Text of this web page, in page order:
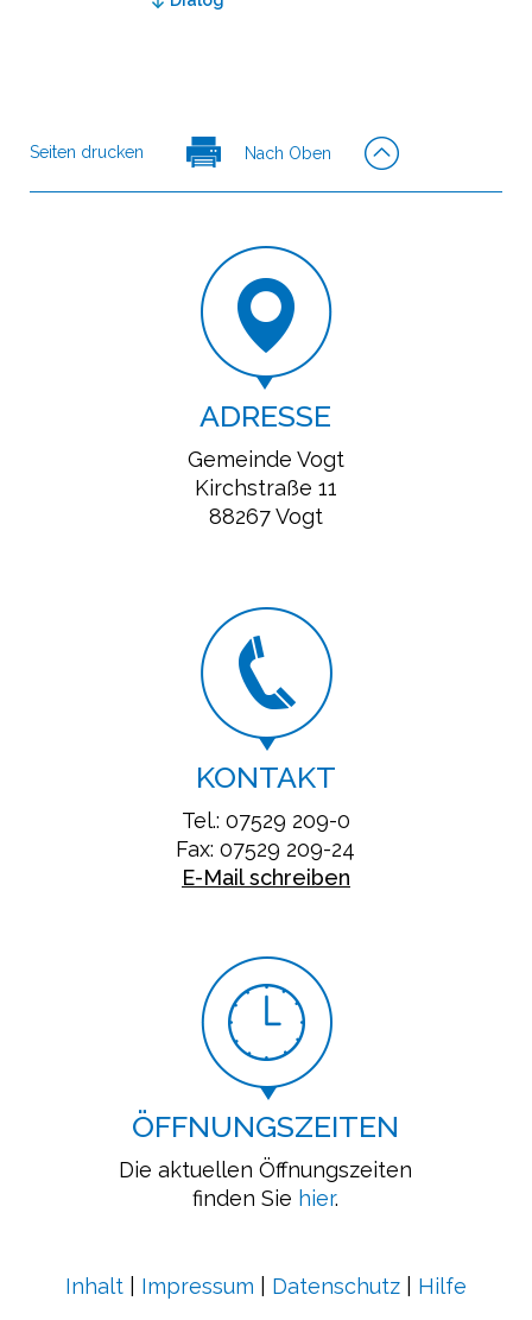
Seiten drucken Nach Oben
ADRESSE
Gemeinde Vogt
Kirchstraße 11
88267 Vogt
KONTAKT
Tel.: 07529 209-0
Fax: 07529 209-24
E-Mail schreiben
ÖFFNUNGSZEITEN
Die aktuellen Öffnungszeiten
finden Sie hier.
Inhalt| Impressum Datenschutz| Hilfe